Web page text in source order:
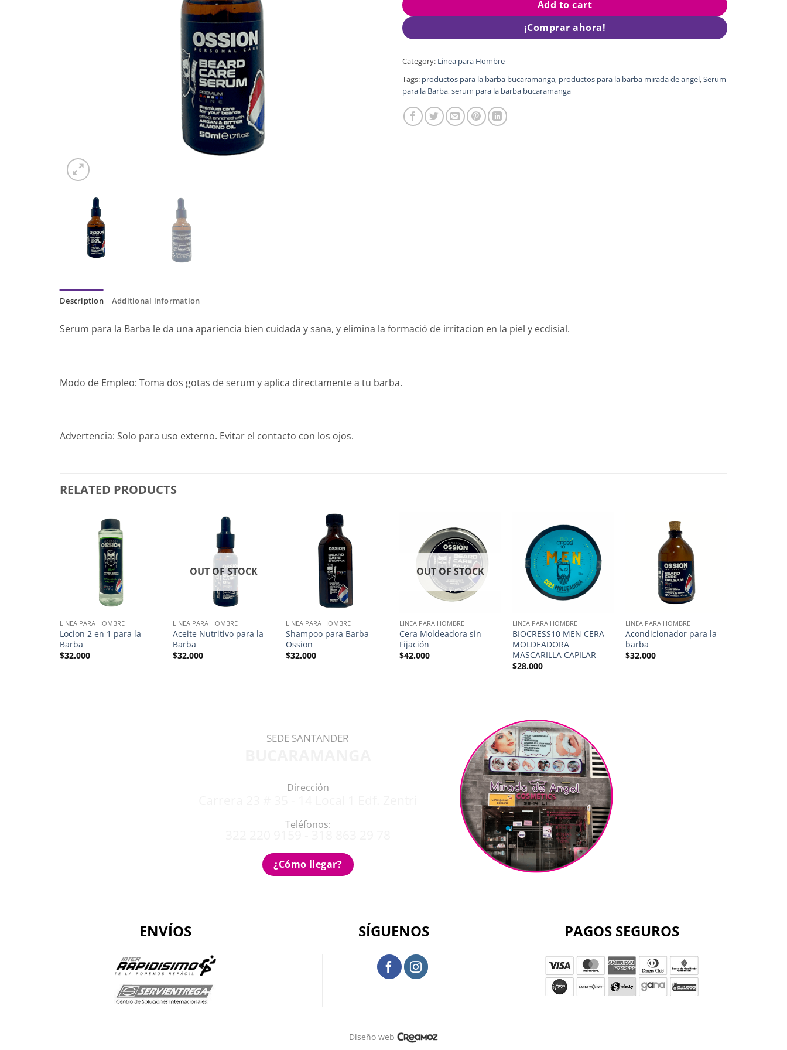
Add to cart
¡Comprar ahora!
Category: Linea para Hombre
Tags: productos para la barba bucaramanga, productos para la barba mirada de angel,Serum
para la Barba,serum para la barba bucaramanga
Description Additional information
Serum para la Barba le da una apariencia bien cuidada y sana, y elimina la formació de irritacion en la piel y ecdisial.
Modo de Empleo: Toma dos gotas de serum y aplica directamente a tu barba.
Advertencia: Solo para uso externo. Evitar el contacto con los ojos.
RELATED PRODUCTS
LINEA PARA HOMBRE
Locion 2 en 1 para la
Barba
$32.000
OUT OF STOCK
LINEA PARA HOMBRE
Aceite Nutritivo para la
Barba
$32.000
LINEA PARA HOMBRE
Shampoo para Barba
Ossion
$32.000
OUT OF STOCK
LINEA PARA HOMBRE
Cera Moldeadora sin
Fijación
$42.000
LINEA PARA HOMBRE
BIOCRESS10 MEN CERA
MOLDEADORA
MASCARILLA CAPILAR
$28.000
LINEA PARA HOMBRE
Acondicionador para la
barba
$32.000
SEDE SANTANDER
Dirección
Teléfonos:
¿Cómo llegar?
ENVÍOS SÍGUENOS PAGOS SEGUROS
Diseño web